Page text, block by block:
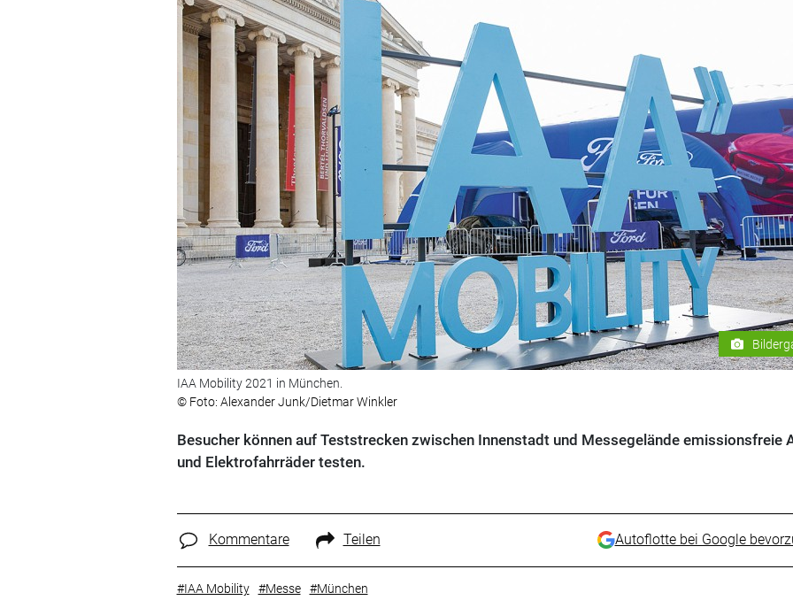
IAA Mobility 2021 in München.
© Foto: Alexander Junk/Dietmar Winkler
Besucher können auf Teststrecken zwischen Innenstadt und Messegelände emissionsfreie
und Elektrofahrräder testen.
Kommentare Teilen Autoflotte bei Google
#IAA Mobility #Messe #München